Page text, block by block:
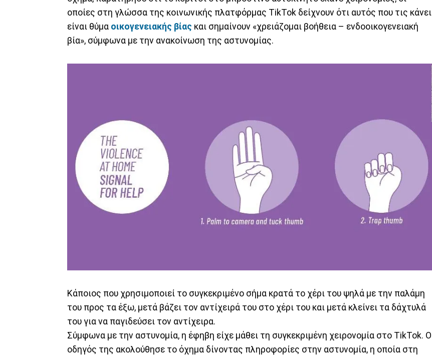
οποίες στη γλώσσα της κοινωνικής πλατφόρμας TikTok δείχνουν ότι αυτός που τις κάνει
είναι θύμα οικογενειακής βίας και σημαίνουν «χρειάζομαι βοήθεια – ενδοοικογενειακή
βία», σύμφωνα με την ανακοίνωση της αστυνομίας.
Κάποιος που χρησιμοποιεί το συγκεκριμένο σήμα κρατά το χέρι του ψηλά με την παλάμη
του προς τα έξω, μετά βάζει τον αντίχειρά του στο χέρι του και μετά κλείνει τα δάχτυλά
του για να παγιδεύσει τον αντίχειρα.
Σύμφωνα με την αστυνομία, η έφηβη είχε μάθει τη συγκεκριμένη χειρονομία στο TikTok. Ο
οδηγός της ακολούθησε το όχημα δίνοντας πληροφορίες στην αστυνομία, η οποία στη